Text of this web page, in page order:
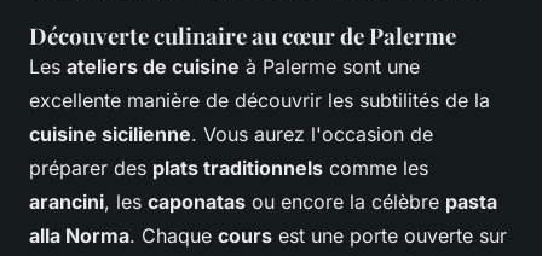
Découverte culinaire au cœur de Palerme
Les ateliers de cuisine à Palerme sont une
excellente manière de découvrir les subtilités de la
cuisine sicilienne. Vous aurez l'occasion de
préparer des plats traditionnels comme les
arancini, les caponatas ou encore la célèbre pasta
alla Norma. Chaque cours est une porte ouverte sur